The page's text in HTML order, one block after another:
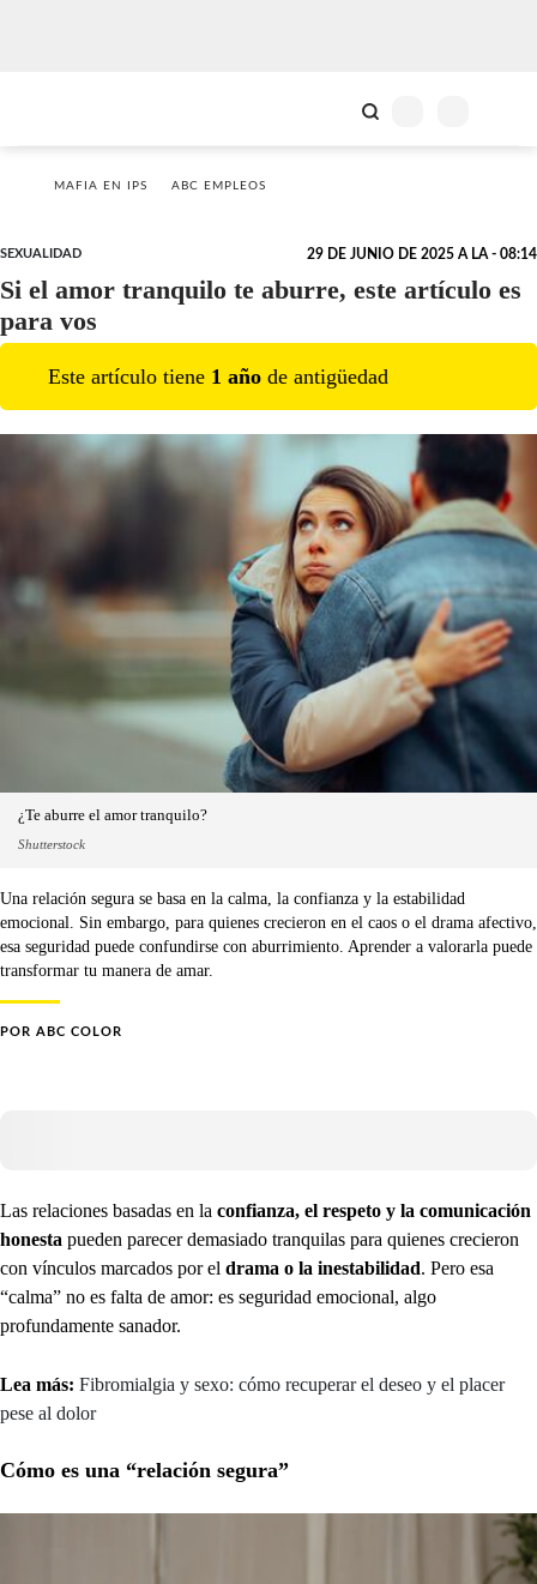
MAFIA EN IPS ABC EMPLEOS
SEXUALIDAD 29 DE JUNIO DE 2025 A LA - 08:14
Si el amor tranquilo te aburre, este artículo es
para vos
Este artículo tiene 1 año de antigüedad
¿Te aburre el amor tranquilo?
Shutterstock
Una relación segura se basa en la calma, la confianza y la estabilidad
emocional. Sin embargo, para quienes crecieron en el caos o el drama afectivo,
esa seguridad puede confundirse con aburrimiento. Aprender a valorarla puede
transformar tu manera de amar.
POR ABC COLOR
Las relaciones basadas en la confianza, el respeto y la comunicación
honesta pueden parecer demasiado tranquilas para quienes crecieron
con vínculos marcados por el drama o la inestabilidad. Pero esa
“calma” no es falta de amor: es seguridad emocional, algo
profundamente sanador.
Lea más: Fibromialgia y sexo: cómo recuperar el deseo y el placer
pese al dolor
Cómo es una “relación segura”